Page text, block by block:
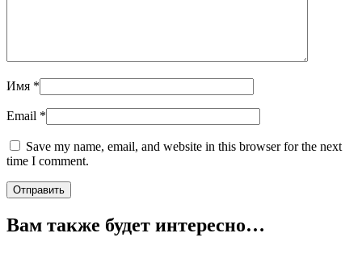
Имя *
Email *
Save my name, email, and website in this browser for the next
time I comment.
Вам также будет интересно…